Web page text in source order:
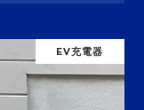
EV充電器